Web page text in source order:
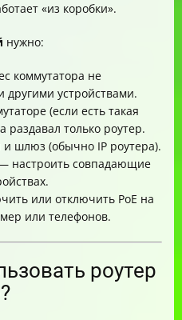
«из коробки».
нужно:
коммутатора не
другими устройствами.
(если есть такая
раздавал только роутер.
и шлюз (обычно IP роутера).
— настроить совпадающие
или отключить PoE на
или телефонов.
роутер